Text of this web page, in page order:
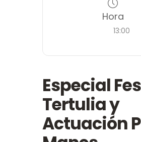
Hora
13:00
Especial
Tertulia y
Actuación